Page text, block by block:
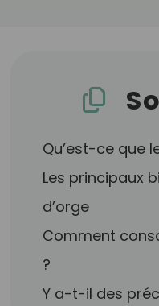
Qu’est-ce que
Les principaux
d’orge
Comment
?
Y a-t-il des